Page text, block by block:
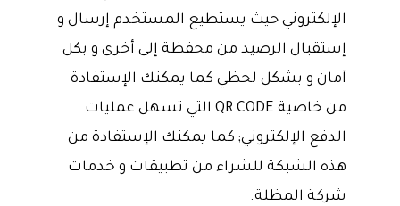
الإلكتروني حيث يستطيع المستخدم إرسال و
إستقبال الرصيد من محفظة إلى أخرى و بكل
آمان و بشكل لحظي كما يمكنك الإستفادة
من خاصية QR CODE التي تسهل عمليات
الدفع الإلكتروني; كما يمكنك الإستفادة من
هذه الشبكة للشراء من تطبيقات و خدمات
شركة المظلة.